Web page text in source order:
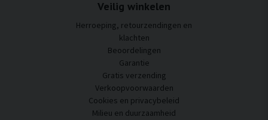
Veilig winkelen
Herroeping, retourzendingen en
klachten
Beoordelingen
Garantie
Gratis verzending
Verkoopvoorwaarden
Cookies en privacybeleid
Milieu en duurzaamheid